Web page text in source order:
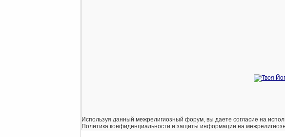
Используя данный межрелигиозный форум, вы даете согласие на
Политика конфиденциальности и защиты информации на